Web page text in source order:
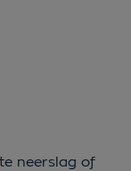
neerslag of